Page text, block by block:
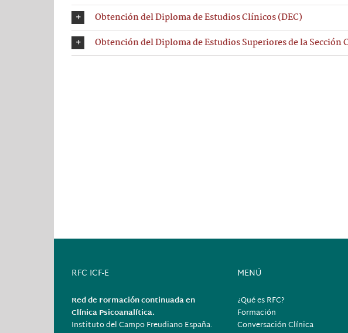
Obtención del Diploma de Estudios Clínicos (DEC)
Obtención del Diploma de Estudios Superiores de la Sección
RFC ICF-E
Red de Formación continuada en
Clínica Psicoanalítica.
Instituto del Campo Freudiano España.
MENÚ
¿Qué es RFC?
Formación
Conversación Clínica